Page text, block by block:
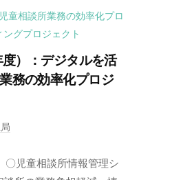
童相談所業務の効率化プロ
グプロジェクト
）：デジタルを活
務の効率化プロジ
〇児童相談所情報管理シ